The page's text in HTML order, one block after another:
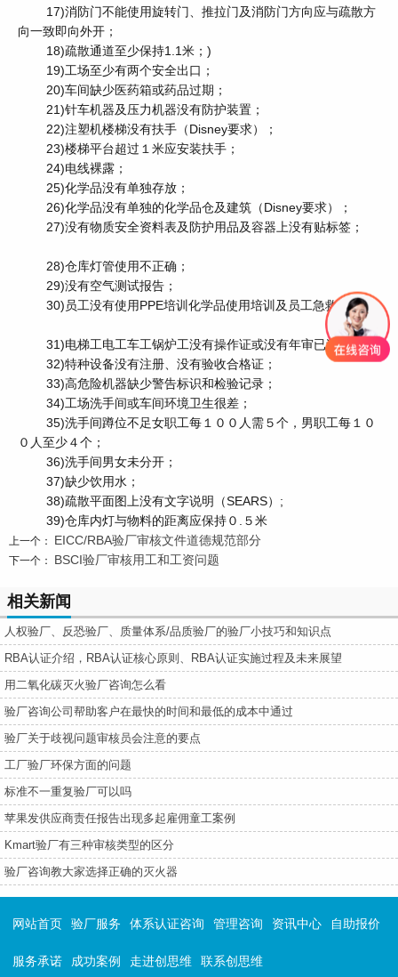
17)消防门不能使用旋转门、推拉门及消防门方向应与疏散方
向一致即向外开；
18)疏散通道至少保持1.1米；)
19)工场至少有两个安全出口；
20)车间缺少医药箱或药品过期；
21)针车机器及压力机器没有防护装置；
22)注塑机楼梯没有扶手（Disney要求）；
23)楼梯平台超过１米应安装扶手；
24)电线裸露；
25)化学品没有单独存放；
26)化学品没有单独的化学品仓及建筑（Disney要求）；
27)没有物质安全资料表及防护用品及容器上没有贴标签；
28)仓库灯管使用不正确；
29)没有空气测试报告；
30)员工没有使用PPE培训化学品使用培训及员工急救培训；
31)电梯工电工车工锅炉工没有操作证或没有年审已过期；
32)特种设备没有注册、没有验收合格证；
33)高危险机器缺少警告标识和检验记录；
34)工场洗手间或车间环境卫生很差；
35)洗手间蹲位不足女职工每１００人需５个，男职工每１０
０人至少４个；
36)洗手间男女未分开；
37)缺少饮用水；
38)疏散平面图上没有文字说明（SEARS）;
39)仓库内灯与物料的距离应保持０.５米
上一个： EICC/RBA验厂审核文件道德规范部分
下一个： BSCI验厂审核用工和工资问题
相关新闻
人权验厂、反恐验厂、质量体系/品质验厂的验厂小技巧和知识点
RBA认证介绍，RBA认证核心原则、RBA认证实施过程及未来展望
用二氧化碳灭火验厂咨询怎么看
验厂咨询公司帮助客户在最快的时间和最低的成本中通过
验厂关于歧视问题审核员会注意的要点
工厂验厂环保方面的问题
标准不一重复验厂可以吗
苹果发供应商责任报告出现多起雇佣童工案例
Kmart验厂有三种审核类型的区分
验厂咨询教大家选择正确的灭火器
网站首页 验厂服务 体系认证咨询 管理咨询 资讯中心 自助报价
服务承诺 成功案例 走进创思维 联系创思维